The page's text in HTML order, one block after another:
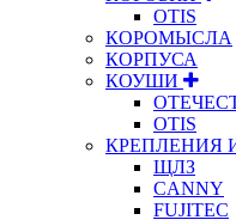
OTIS
КОРОМЫСЛА
КОРПУСА
КОУШИ
OTIS
КРЕПЛЕНИЯ
ЩЛЗ
CANNY
FUJITEC